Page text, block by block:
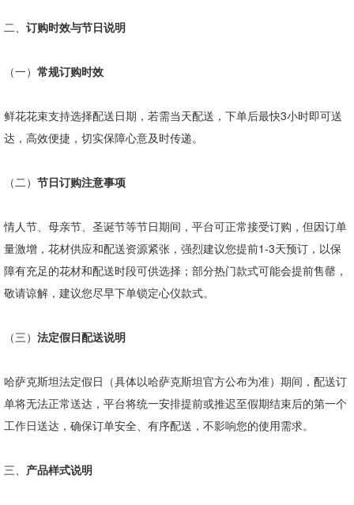
二、 订购时效与节日说明
（一） 常规订购时效
鲜花花束支持选择配送日期，若需当天配送，下单后最快3小时即可送
达，高效便捷，切实保障心意及时传递。
（二） 节日订购注意事项
情人节、母亲节、圣诞节等节日期间，平台可正常接受订购，但因订单
量激增，花材供应和配送资源紧张，强烈建议您提前1-3天预订，以保
障有充足的花材和配送时段可供选择；部分热门款式可能会提前售罄，
敬请谅解，建议您尽早下单锁定心仪款式。
（三） 法定假日配送说明
哈萨克斯坦法定假日（具体以哈萨克斯坦官方公布为准）期间，配送订
单将无法正常送达，平台将统一安排提前或推迟至假期结束后的第一个
工作日送达，确保订单安全、有序配送，不影响您的使用需求。
三、 产品样式说明